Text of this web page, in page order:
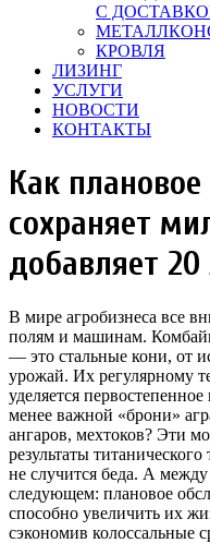
С
КРОВЛЯ
ЛИЗИНГ
УСЛУГИ
НОВОСТИ
КОНТАКТЫ
Как
сохраняет
добавляет
В мире агробизнеса все
полям и машинам.
— это стальные кони, от
урожай. Их регулярному
уделяется
менее важной «брони»
ангаров, мехтоков? Эти
результаты
не случится беда. А между
следующем: плановое
способно увеличить их
сэкономив колоссальные